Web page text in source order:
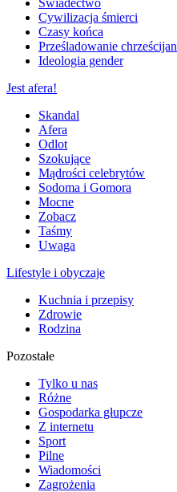
Cywilizacja śmierci
Czasy końca
Prześladowanie chrześcijan
Ideologia gender
Jest afera!
Skandal
Afera
Odlot
Szokujące
Mądrości celebrytów
Sodoma i Gomora
Mocne
Zobacz
Taśmy
Uwaga
Lifestyle i obyczaje
Kuchnia i przepisy
Zdrowie
Rodzina
Pozostałe
Tylko u nas
Różne
Gospodarka głupcze
Z internetu
Sport
Pilne
Wiadomości
Zagrożenia